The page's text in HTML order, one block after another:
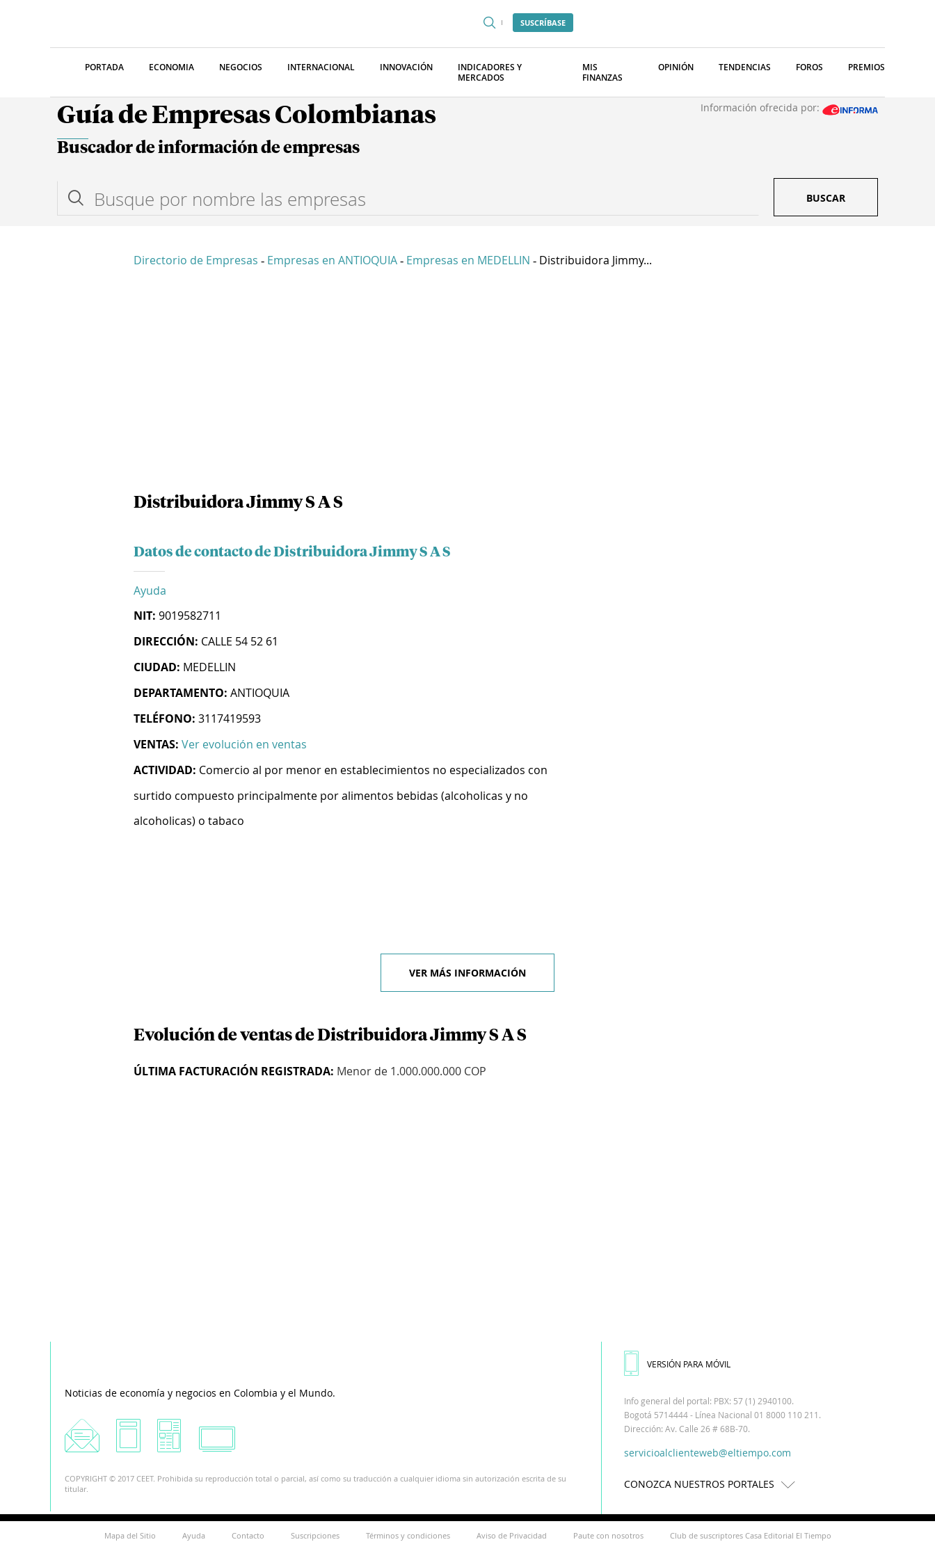
SUSCRÍBASE
PORTADA ECONOMIA NEGOCIOS INTERNACIONAL INNOVACIÓN
INDICADORES Y
MERCADOS
MIS
FINANZAS
OPINIÓN TENDENCIAS FOROS PREMIOS
Guía de Empresas Colombianas Información ofrecida por:
Buscador de información de empresas
BUSCAR
Directorio de Empresas - Empresas en ANTIOQUIA - Empresas en MEDELLIN - Distribuidora Jimmy...
Distribuidora Jimmy S A S
Datos de contacto de Distribuidora Jimmy S A S
Ayuda
NIT: 9019582711
DIRECCIÓN: CALLE 54 52 61
CIUDAD: MEDELLIN
DEPARTAMENTO: ANTIOQUIA
TELÉFONO: 3117419593
VENTAS: Ver evolución en ventas
ACTIVIDAD: Comercio al por menor en establecimientos no especializados con
surtido compuesto principalmente por alimentos bebidas (alcoholicas y no
alcoholicas) o tabaco
VER MÁS INFORMACIÓN
Evolución de ventas de Distribuidora Jimmy S A S
ÚLTIMA FACTURACIÓN REGISTRADA: Menor de 1.000.000.000 COP
Noticias de economía y negocios en Colombia y el Mundo.
COPYRIGHT © 2017 CEET. Prohibida su reproducción total o parcial, así como su traducción a cualquier idioma sin autorización escrita de su
titular.
VERSIÓN PARA MÓVIL
Info general del portal: PBX: 57 (1) 2940100.
Bogotá 5714444 - Línea Nacional 01 8000 110 211.
Dirección: Av. Calle 26 # 68B-70.
servicioalclienteweb@eltiempo.com
CONOZCA NUESTROS PORTALES
Mapa del Sitio Ayuda Contacto Suscripciones Términos y condiciones Aviso de Privacidad Paute con nosotros Club de suscriptores Casa Editorial El Tiempo